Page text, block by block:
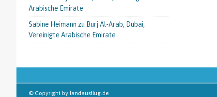
Arabische Emirate
Sabine Heimann zu Burj Al-Arab, Dubai,
Vereinigte Arabische Emirate
© Copyright by landausflug.de